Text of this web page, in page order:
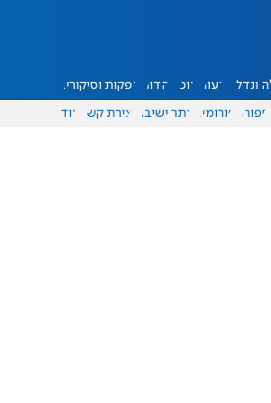
ונדל"ן דעות אוכל יהדות הפקות וסיקורים
ספורט פורומים אתר ישיבה יצירת קשר עוד